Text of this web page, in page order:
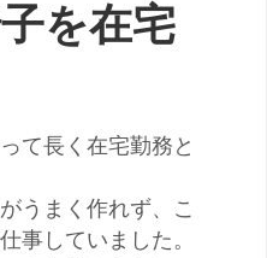
を在宅
て長く在宅勤務と
うまく作れず、こ
事していました。